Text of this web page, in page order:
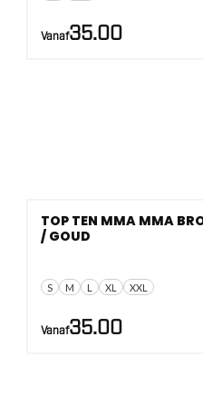
Vanaf35.00
S M L XL XXL
TOP TEN MMA MMA
/ GOUD
Vanaf35.00